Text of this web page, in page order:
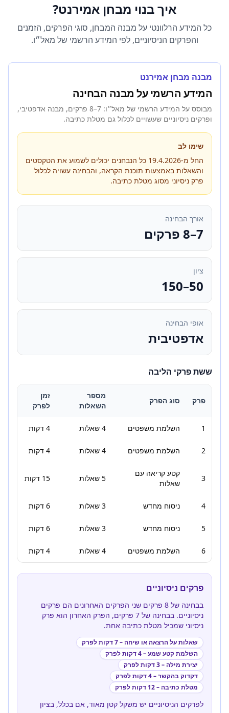
איך בנוי מבחן אמירנט?
כל המידע הרלוונטי על מבנה המבחן, סוגי הפרקים, הזמנים
והפרקים הניסיוניים, לפי המידע הרשמי של מאל״ו.
מבנה מבחן אמירנט
המידע הרשמי על מבנה הבחינה
מבוסס על המידע הרשמי של מאל״ו: 7–8 פרקים, מבנה אדפטיבי,
ופרקים ניסיוניים שעשויים לכלול גם מטלת כתיבה.
שימו לב
החל מ-19.4.2026 כל הנבחנים יכולים לשמוע את הטקסטים
והשאלות באמצעות תוכנת הקראה, והבחינה עשויה לכלול
פרק ניסיוני מסוג מטלת כתיבה.
אורך הבחינה
7–8 פרקים
ציון
50–150
אופי הבחינה
אדפטיבית
ששת פרקי הליבה
פרק סוג הפרק
מספר
השאלות
זמן
לפרק
1 השלמת משפטים 4 שאלות 4 דקות
2 השלמת משפטים 4 שאלות 4 דקות
3
קטע קריאה עם
שאלות
5 שאלות 15 דקות
4 ניסוח מחדש 3 שאלות 6 דקות
5 ניסוח מחדש 3 שאלות 6 דקות
6 השלמת משפטים 4 שאלות 4 דקות
פרקים ניסיוניים
בבחינה של 8 פרקים שני הפרקים האחרונים הם פרקים
ניסיוניים. בבחינה של 7 פרקים, הפרק האחרון הוא פרק
ניסיוני שמכיל מטלת כתיבה אחת.
שאלות על הרצאה או שיחה – 7 דקות לפרק
השלמת קטע שמע – 4 דקות לפרק
יצירת מילה – 3 דקות לפרק
דקדוק בהקשר – 4 דקות לפרק
מטלת כתיבה – 12 דקות לפרק
לפרקים הניסיוניים יש משקל קטן מאוד, אם בכלל, בציון